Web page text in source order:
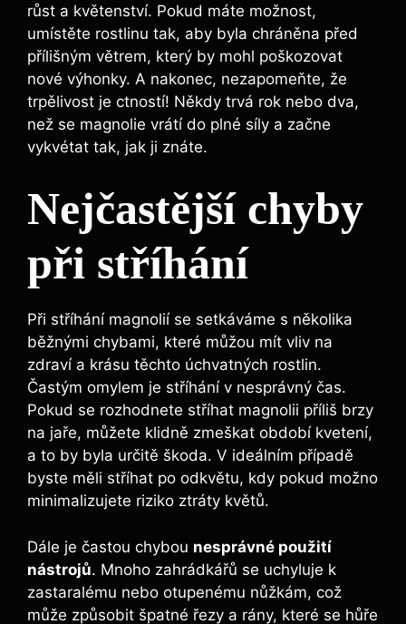
růst a květenství. ​Pokud⁢ máte možnost,
umístěte rostlinu​ tak, ⁣aby⁣ byla chráněna před
přílišným větrem, který by ​mohl poškozovat
nové výhonky. A nakonec, nezapomeňte, že
trpělivost je ctností! Někdy trvá⁢ rok‍ nebo ​dva,
než se ‍magnolie vrátí do plné síly a začne
vykvétat‌ tak,‍ jak ⁢ji znáte.
Nejčastější chyby
při stříhání
Při stříhání magnolií se setkáváme s několika
běžnými chybami, ⁢které můžou mít vliv na
⁢zdraví⁣ a‌ krásu těchto úchvatných rostlin.
‌Častým omylem je stříhání v nesprávný čas.
Pokud se rozhodnete⁣ stříhat‍ magnolii příliš brzy
na jaře, můžete klidně ⁢zmeškat ‌období kvetení,
a ‌to by​ byla ⁣určitě ⁢škoda. V ideálním případě
byste‌ měli stříhat po odkvětu, kdy‌ pokud možno⁤
minimalizujete⁤ riziko⁣ ztráty květů.
Dále je‍ častou chybou nesprávné použití
nástrojů. ⁤Mnoho zahrádkářů ‌se ⁤uchyluje k
zastaralému nebo otupenému nůžkám,⁢ což
může způsobit ‌špatné ‌řezy a rány, které se ​hůře